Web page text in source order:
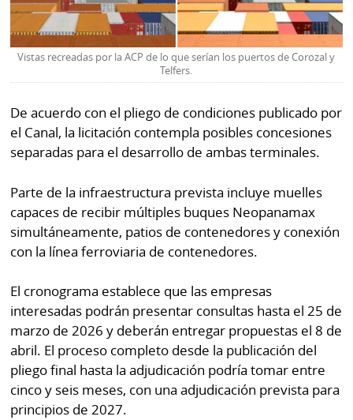
Vistas recreadas por la ACP de lo que serían los puertos de Corozal y
Telfers.
De acuerdo con el pliego de condiciones publicado por
el Canal, la licitación contempla posibles concesiones
separadas para el desarrollo de ambas terminales.
Parte de la infraestructura prevista incluye muelles
capaces de recibir múltiples buques Neopanamax
simultáneamente, patios de contenedores y conexión
con la línea ferroviaria de contenedores.
El cronograma establece que las empresas
interesadas podrán presentar consultas hasta el 25 de
marzo de 2026 y deberán entregar propuestas el 8 de
abril. El proceso completo desde la publicación del
pliego final hasta la adjudicación podría tomar entre
cinco y seis meses, con una adjudicación prevista para
principios de 2027.